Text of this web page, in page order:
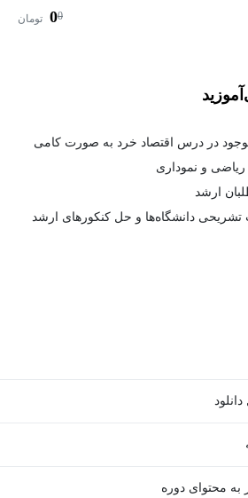
0
0 تومان
در درس اقتصاد خرد به صورت کامی
ریاضی و نموداری
ارشد
دانشگاه‌ها و حل کنکورهای ارشد
به محتوای دوره